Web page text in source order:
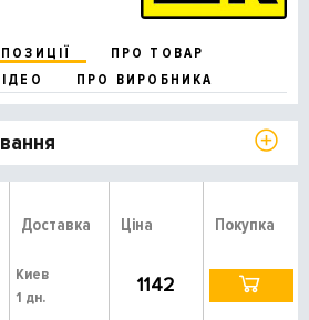
ПРО ТОВАР
ПРО ВИРОБНИКА
Доставка Ціна Покупка
Киев
1 дн.
1142